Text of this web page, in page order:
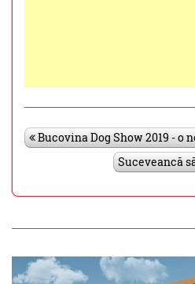
Bucovina Dog Show 2019 - o
Suceveancă